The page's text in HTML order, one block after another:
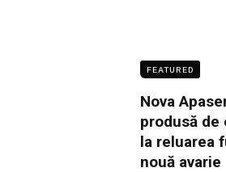
FEATURED
Nova
produsă
la reluarea
nouă avarie